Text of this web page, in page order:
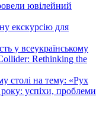
ювілейний
екскурсію для
у всеукраїнському
Rethinking the
столі на тему: «Рух
успіхи, проблеми